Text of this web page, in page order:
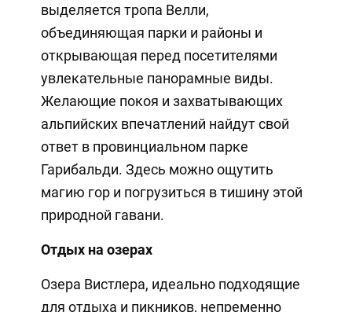
выделяется тропа Велли,
объединяющая парки и районы и
открывающая перед посетителями
увлекательные панорамные виды.
Желающие покоя и захватывающих
альпийских впечатлений найдут свой
ответ в провинциальном парке
Гарибальди. Здесь можно ощутить
магию гор и погрузиться в тишину этой
природной гавани.
Отдых на озерах
Озера Вистлера, идеально подходящие
для отдыха и пикников, непременно